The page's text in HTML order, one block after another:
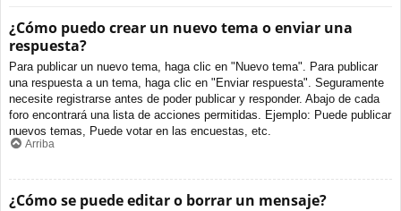
¿Cómo puedo crear un nuevo tema o enviar una
respuesta?
Para publicar un nuevo tema, haga clic en "Nuevo tema". Para publicar
una respuesta a un tema, haga clic en "Enviar respuesta". Seguramente
necesite registrarse antes de poder publicar y responder. Abajo de cada
foro encontrará una lista de acciones permitidas. Ejemplo: Puede publicar
nuevos temas, Puede votar en las encuestas, etc.
Arriba
¿Cómo se puede editar o borrar un mensaje?